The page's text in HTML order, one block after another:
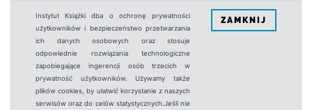
Instytut Książki dba o ochronę prywatności
użytkowników i bezpieczeństwo przetwarzania
ich danych osobowych oraz stosuje
odpowiednie rozwiązania technologiczne
zapobiegające ingerencji osób trzecich w
prywatność użytkowników. Używamy także
plików cookies, by ułatwić korzystanie z naszych
serwisów oraz do celów statystycznych.Jeśli nie
ZAMKNIJ